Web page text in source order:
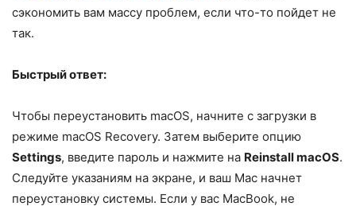
сэкономить вам массу проблем, если что-то пойдет не
так.
Быстрый ответ:
Чтобы переустановить macOS, начните с загрузки в
режиме macOS Recovery. Затем выберите опцию
Settings, введите пароль и нажмите на Reinstall macOS.
Следуйте указаниям на экране, и ваш Mac начнет
переустановку системы. Если у вас MacBook, не